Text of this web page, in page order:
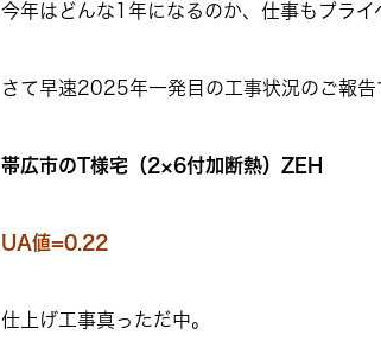
今年はどんな1年になるのか、仕事もプライ
さて早速2025年一発目の工事状況のご報告
帯広市のT様宅（2×6付加断熱）ZEH
UA値=0.22
仕上げ工事真っただ中。